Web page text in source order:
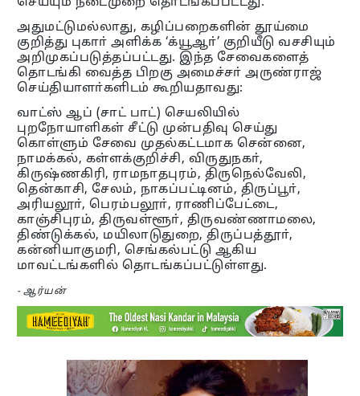
அதுமட்டுமல்லாது, கழிப்பறைகளின் தூய்மை
குறித்து புகாா் அளிக்க ‘க்யூஆா்’ குறியீடு வசசியும்
அறிமுகப்படுத்தப்பட்டது. இந்த சேவைகளைத்
தொடங்கி வைத்த பிறகு அமைச்சா் அருண்ராஜ்
செய்தியாளா்களிடம் கூறியதாவது:
வாட்ஸ் ஆப் (சாட் பாட்) செயலியில்
புறநோயாளிகள் சீட்டு முன்பதிவு செய்து
கொள்ளும் சேவை முதல்கட்டமாக சென்னை,
நாமக்கல், கள்ளக்குறிச்சி, விருதுநகா்,
கிருஷ்ணகிரி, ராமநாதபுரம், திருநெல்வேலி,
தென்காசி, சேலம், நாகப்பட்டினம், திருப்பூா்,
அரியலூா், பெரம்பலூா், ராணிப்பேட்டை,
காஞ்சிபுரம், திருவள்ளூா், திருவண்ணாமலை,
திண்டுக்கல், மயிலாடுதுறை, திருப்பத்தூா்,
கன்னியாகுமரி, செங்கல்பட்டு ஆகிய
மாவட்டங்களில் தொடங்கப்பட்டுள்ளது.
- ஆர்யன்